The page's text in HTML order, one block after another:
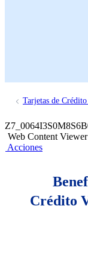
Tarjetas de
Web Content Viewer
Acciones
Crédito